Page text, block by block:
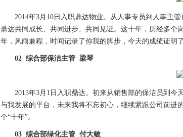
2014年3月10日入职鼎达物业。从人事专员到人事主
鼎达共同成长、共同进步、共同见证。这十年，历经多
年，风雨兼程，时间记录了你我的脚步，今天的成绩证明
02 综合部保洁主管 梁琴
2013年3月1日入职鼎达。初来从销售部的保洁员到
与我发展的平台，未来我将不忘初心，继续紧跟公司前进
个“十年”。
03 综合部绿化主管 付大敏